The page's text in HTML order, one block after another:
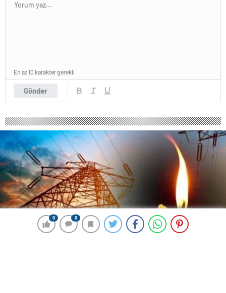
0 0
Gönder
En az 10 karakter gerekli
0 0